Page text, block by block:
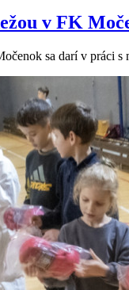
v FK
sa darí v práci s